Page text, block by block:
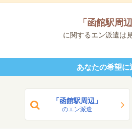
「 函館駅周辺
に関するエン派遣は
あなたの希望
「函館駅周辺」
のエン派遣